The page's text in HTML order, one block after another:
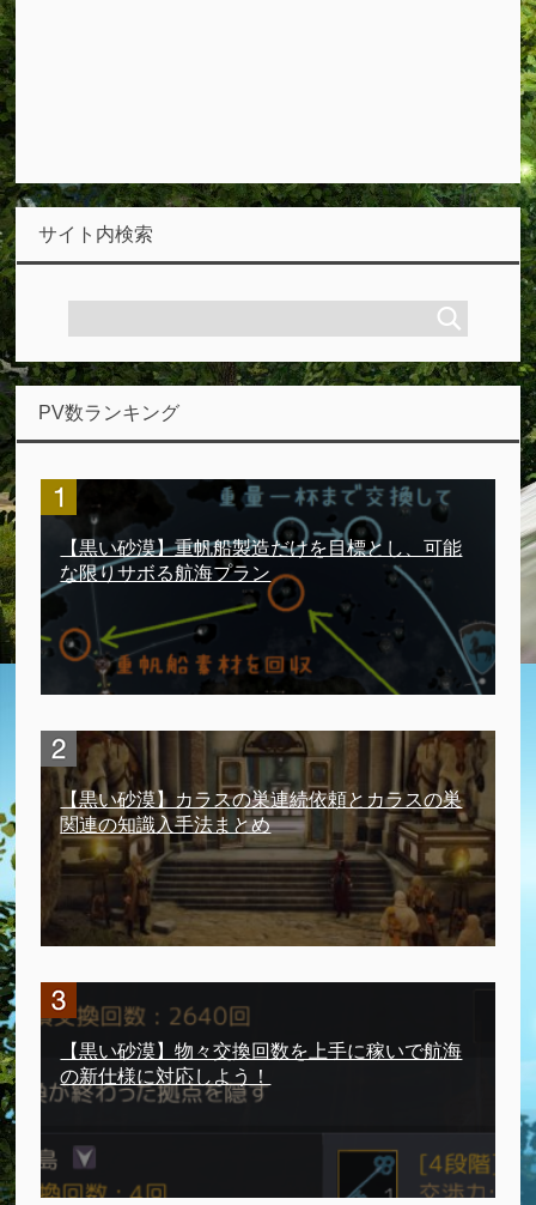
サイト内検索
PV数ランキング
【黒い砂漠】重帆船製造だけを目標とし、可能
な限りサボる航海プラン
【黒い砂漠】カラスの巣連続依頼とカラスの巣
関連の知識入手法まとめ
【黒い砂漠】物々交換回数を上手に稼いで航海
の新仕様に対応しよう！